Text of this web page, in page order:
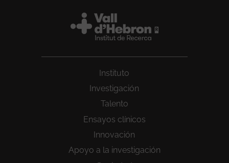
Instituto
Investigación
Talento
Ensayos clínicos
Innovación
Apoyo a la investigación